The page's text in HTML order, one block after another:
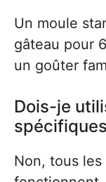
Un moule
gâteau pour
un goûter
Dois-je
Non, tous